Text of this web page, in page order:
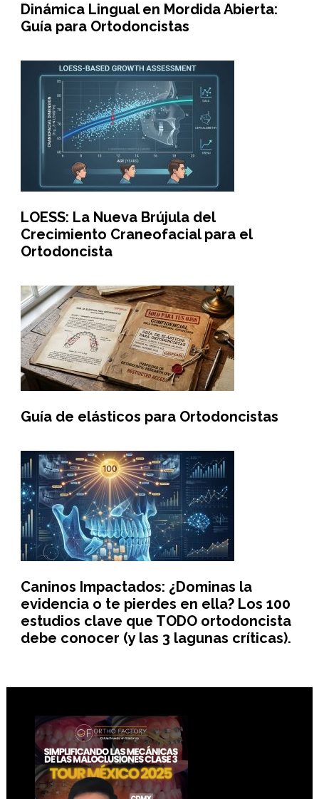
Dinámica Lingual en Mordida Abierta:
Guía para Ortodoncistas
LOESS: La Nueva Brújula del
Crecimiento Craneofacial para el
Ortodoncista
Guía de elásticos para Ortodoncistas
Caninos Impactados: ¿Dominas la
evidencia o te pierdes en ella? Los 100
estudios clave que TODO ortodoncista
debe conocer (y las 3 lagunas críticas).
Footer